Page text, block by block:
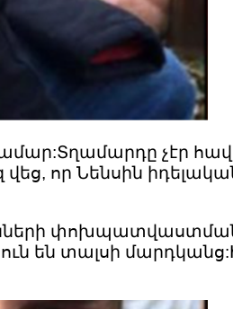
չէր
որ Նենսին
են տալսի